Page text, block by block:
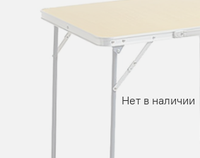
Нет в наличии